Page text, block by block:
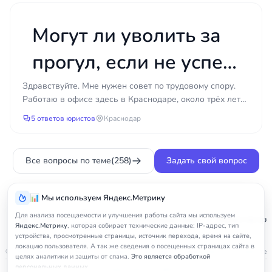
📊 Мы используем Яндекс.Метрику
Для анализа посещаемости и улучшения работы сайта мы используем
Яндекс.Метрику, которая собирает технические данные: IP-адрес, тип
устройства, просмотренные страницы, источник перехода, время на сайте,
локацию пользователя. А так же сведения о посещенных страницах сайта в
целях аналитики и защиты от спама. Это является обработкой
персональных данных.
доказательств: переписки, расчётных листков,
свидетельских показаний, объявлений о вакансии
с указанием оклада, банковских выписок. Юрист
помогает собрать доказательную базу и грамотно
сформулировать требования к работодателю.
Многие проблемы возникают из-за того, что
работник действует без подготовки и под
заявления по собственному желанию под
нажимом руководства; согласие на серую
зарплату без понимания последствий; пропуск
месячного срока на оспаривание увольнения;
устные договорённости без письменного
больничного?
Могут ли уволить за
прогул, если не успел
оформить
больничный задним
числом?
Здравствуйте. Мне нужен совет по трудовому спору.
Работаю в офисе здесь в Краснодаре, около трёх лет
все было нормально. Неделю назад заболела, сильны...
5 ответов юристов Краснодар
Все вопросы по теме(258) Задать свой вопрос
Главная
Услуги
юриста
Республика Тыва Юрист по
© 2026nedicom™. Права на товарный знак зарегистрированы в Роспатенте
Политика в отношении персональных данных